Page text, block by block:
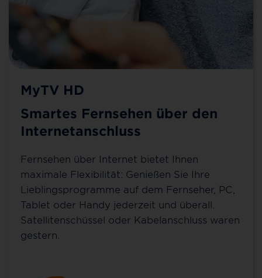
MyTV HD
Smartes Fernsehen über den
Internetanschluss
Fernsehen über Internet bietet Ihnen
maximale Flexibilität: Genießen Sie Ihre
Lieblingsprogramme auf dem Fernseher, PC,
Tablet oder Handy jederzeit und überall.
Satellitenschüssel oder Kabelanschluss waren
gestern.